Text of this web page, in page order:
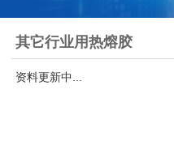
其它行业用热熔胶
资料更新中...